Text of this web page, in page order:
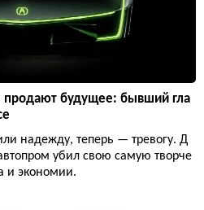
продают будущее: бывший гла
надежду, теперь — тревогу. Д
убил свою самую творче
и экономии.